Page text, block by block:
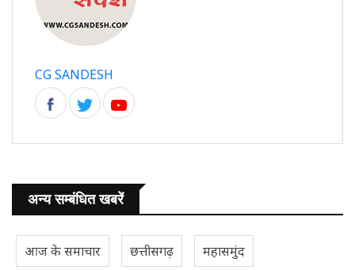
CG SANDESH
अन्य सम्बंधित खबरें
आज के समाचार छत्तीसगढ़ महासमुंद